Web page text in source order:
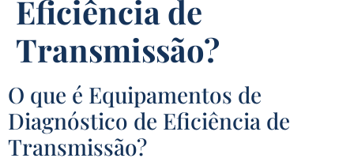
Eficiência de
Transmissão?
O que é Equipamentos de
Diagnóstico de Eficiência de
Transmissão?